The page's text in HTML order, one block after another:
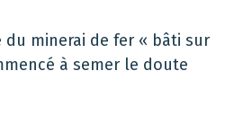
du minerai de fer « bâti sur
à semer le doute